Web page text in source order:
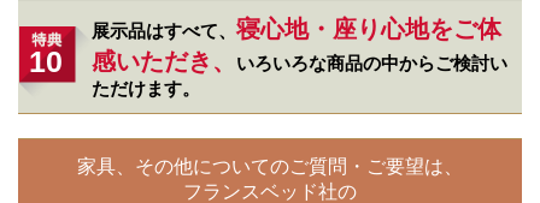
10
展示品はすべて、 寝心地・座り心地をご体
感いただき、
いろいろな商品の中からご検討い
ただけます。
家具、その他についてのご質問・ご要望は、
フランスベッド社の